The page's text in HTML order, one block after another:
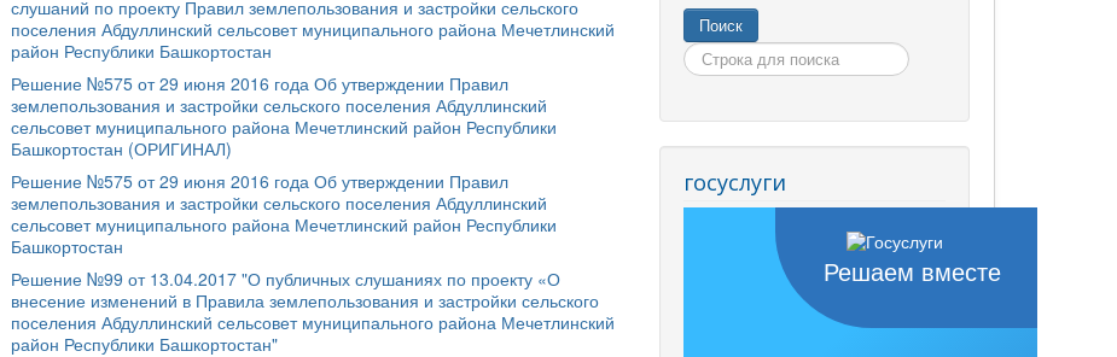
слушаний по проекту Правил землепользования и застройки сельского
поселения Абдуллинский сельсовет муниципального района Мечетлинский
район Республики Башкортостан
Решение №575 от 29 июня 2016 года Об утверждении Правил
землепользования и застройки сельского поселения Абдуллинский
сельсовет муниципального района Мечетлинский район Республики
Башкортостан (ОРИГИНАЛ)
Решение №575 от 29 июня 2016 года Об утверждении Правил
землепользования и застройки сельского поселения Абдуллинский
сельсовет муниципального района Мечетлинский район Республики
Башкортостан
Решение №99 от 13.04.2017 "О публичных слушаниях по проекту «О
внесение изменений в Правила землепользования и застройки сельского
поселения Абдуллинский сельсовет муниципального района Мечетлинский
район Республики Башкортостан"
Поиск Искать...
госуслуги
Решаем вместе